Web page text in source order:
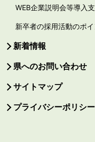
WEB企業説明会等導入
新卒者の採用活動のポ
新着情報
県へのお問い合わせ
サイトマップ
プライバシーポリシー